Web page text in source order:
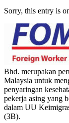
Sorry, this entry is
Bhd. merupakan
Malaysia untuk
penyaringan
pekerja asing yang
dalam UU
(3B).